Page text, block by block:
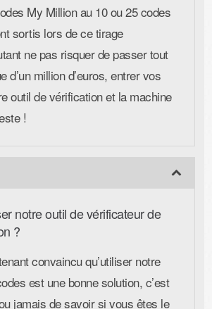
My Million au 10 ou 25 codes
sortis lors de ce tirage
ne pas risquer de passer tout
d’un million d’euros, entrer vos
outil de vérification et la machine
!
notre outil de vérificateur de
?
convaincu qu’utiliser notre
est une bonne solution, c’est
jamais de savoir si vous êtes le